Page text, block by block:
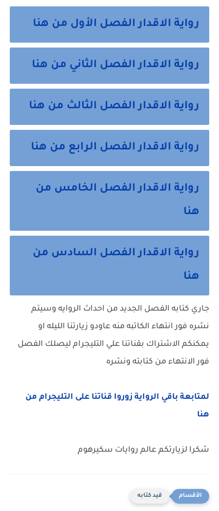
رواية الاقدار الفصل الأول من هنا
رواية الاقدار الفصل الثاني من هنا
رواية الاقدار الفصل الثالث من هنا
رواية الاقدار الفصل الرابع من هنا
رواية الاقدار الفصل الخامس من
هنا
رواية الاقدار الفصل السادس من
هنا
جاري كتابه الفصل الجديد من احداث الروايه وسيتم
نشره فور انتهاء الكاتبه منه عاودو زيارتنا الليله او
يمكنكم الاشتراك بقناتنا علي التليجرام ليصلك الفصل
فور الانتهاء من كتابته ونشره
لمتابعة باقي الرواية زوروا قناتنا على التليجرام من
هنا
شكرا لزيارتكم عالم روايات سكيرهوم
قيد كتابه